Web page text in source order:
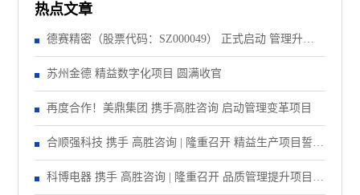
热点文章
德赛精密（股票代码：SZ000049） 正式启动 管理升级&
精益注塑项目！
苏州金德 精益数字化项目 圆满收官
再度合作！美鼎集团 携手高胜咨询 启动管理变革项目
合顺强科技 携手 高胜咨询 | 隆重召开 精益生产项目誓师
大会！
科博电器 携手 高胜咨询 | 隆重召开 品质管理提升项目启